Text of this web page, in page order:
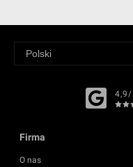
4,9/
Firma
O nas